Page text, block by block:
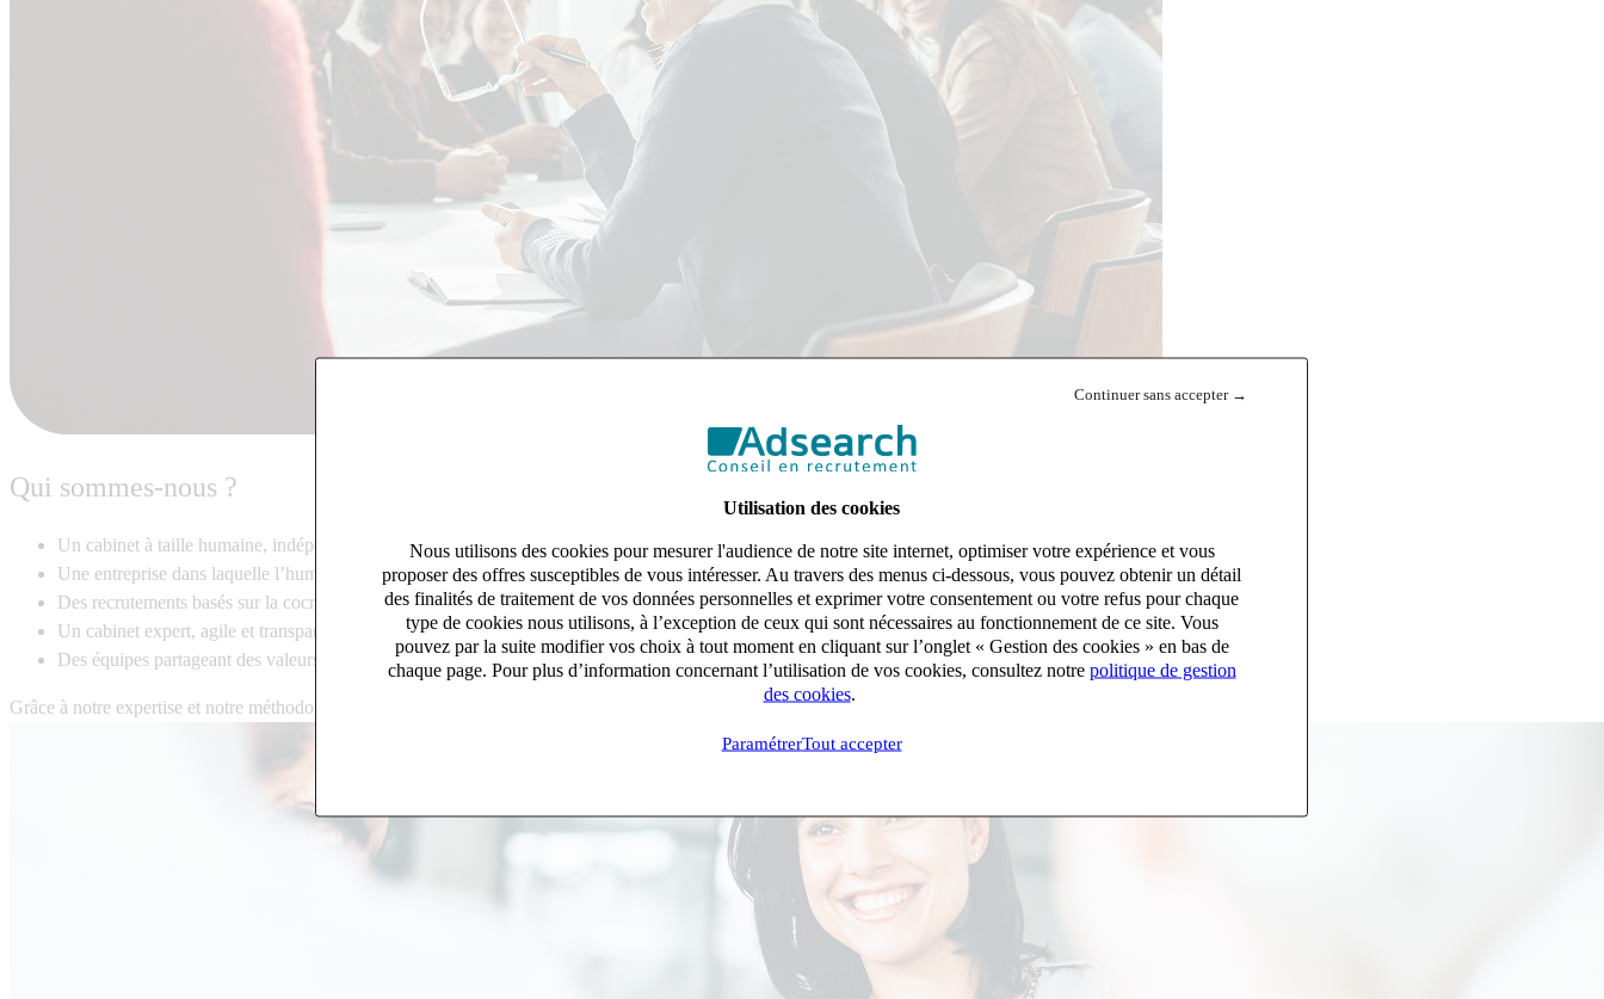
Continuer sans accepter →
Utilisation des cookies
Nous utilisons des cookies pour mesurer l'audience de notre site internet, optimiser votre expérience et vous
proposer des offres susceptibles de vous intéresser. Au travers des menus ci-dessous, vous pouvez obtenir un détail
des finalités de traitement de vos données personnelles et exprimer votre consentement ou votre refus pour chaque
type de cookies nous utilisons, à l’exception de ceux qui sont nécessaires au fonctionnement de ce site. Vous
pouvez par la suite modifier vos choix à tout moment en cliquant sur l’onglet « Gestion des cookies » en bas de
chaque page. Pour plus d’information concernant l’utilisation de vos cookies, consultez notre politique de gestion
des cookies.
ParamétrerTout accepter
Qui sommes-nous ?
Un cabinet à taille humaine, indépendant, à la croissance dynamique et régulière depuis sa création en 2011
Une entreprise dans laquelle l’humain est primordial au sein de nos solutions,
Des recrutements basés sur la cocréation afin que chaque réussite soit sur mesure
Un cabinet expert, agile et transparent qui place votre satisfaction au cœur de nos priorités
Des équipes partageant des valeurs communes : Agilité, Humain et État d’Esprit.
Grâce à notre expertise et notre méthodologie unique, nous transformons chaque processus de recrutement en un levier stratégique.